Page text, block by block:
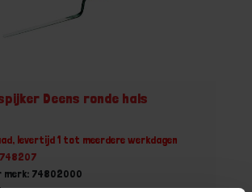
Deens ronde hals
levertijd 1 tot meerdere werkdagen
merk: 74802000